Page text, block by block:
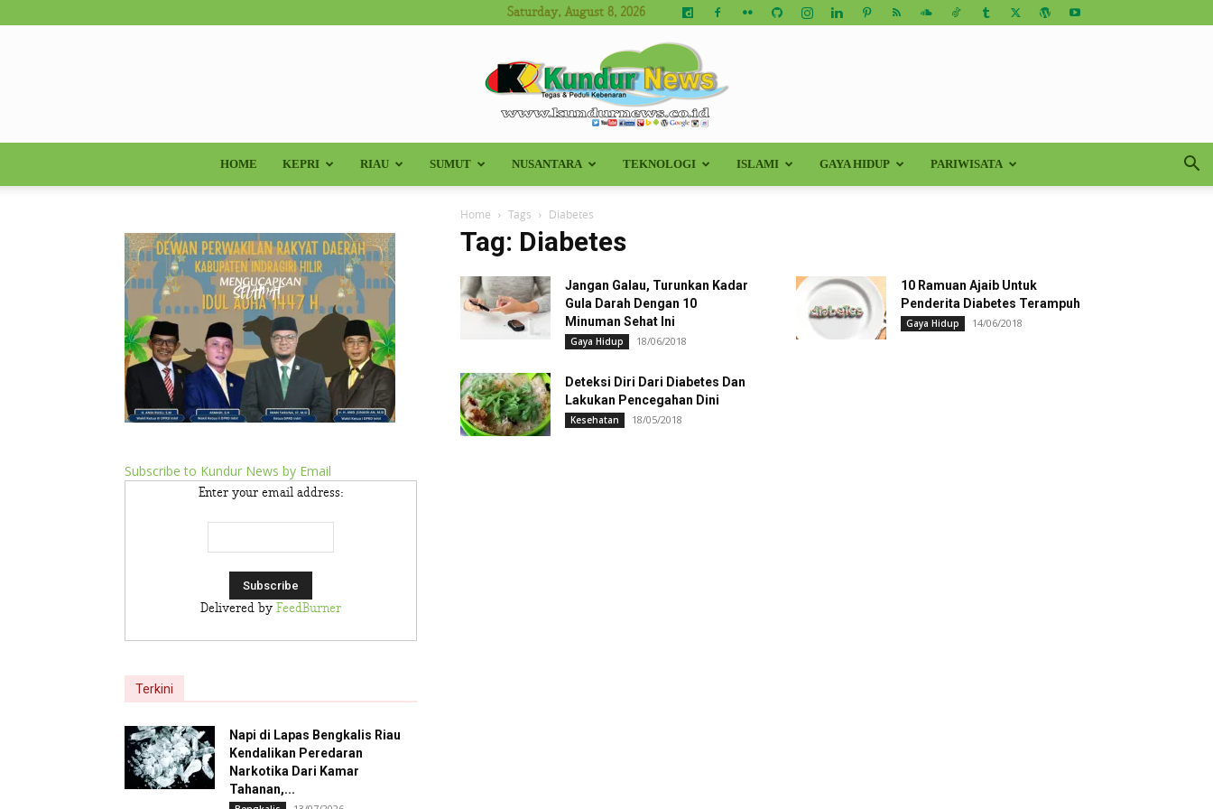
Saturday, August 8, 2026
Kundur
News
HOME KEPRI RIAU SUMUT NUSANTARA TEKNOLOGI ISLAMI GAYA HIDUP PARIWISATA
Home Tags Diabetes
Tag: Diabetes
Jangan Galau, Turunkan Kadar
Gula Darah Dengan 10
Minuman Sehat Ini
Gaya Hidup 18/06/2018
10 Ramuan Ajaib Untuk
Penderita Diabetes Terampuh
Gaya Hidup 14/06/2018
Deteksi Diri Dari Diabetes Dan
Lakukan Pencegahan Dini
Kesehatan 18/05/2018
Subscribe to Kundur News by Email
Enter your email address:
Delivered by FeedBurner
Terkini
Napi di Lapas Bengkalis Riau
Kendalikan Peredaran
Narkotika Dari Kamar
Tahanan,...